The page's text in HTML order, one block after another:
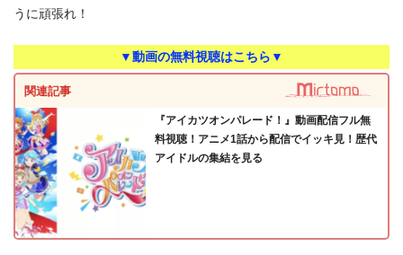
うに頑張れ！
▼動画の無料視聴はこちら▼
関連記事
『アイカツオンパレード！』動画配信フル無
料視聴！アニメ1話から配信でイッキ見！歴代
アイドルの集結を見る